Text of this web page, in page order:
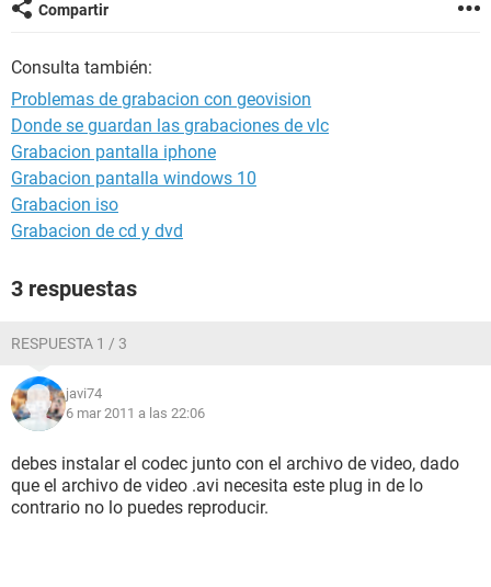
Compartir
Consulta también:
Problemas de grabacion con geovision
Donde se guardan las grabaciones de vlc
Grabacion pantalla iphone
Grabacion pantalla windows 10
Grabacion iso
Grabacion de cd y dvd
3 respuestas
RESPUESTA 1 / 3
javi74
6 mar 2011 a las 22:06
debes instalar el codec junto con el archivo de video, dado
que el archivo de video .avi necesita este plug in de lo
contrario no lo puedes reproducir.